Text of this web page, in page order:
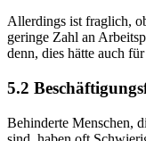
Allerdings ist fraglich,
geringe Zahl an
denn, dies hätte auch
5.2
Behinderte Menschen,